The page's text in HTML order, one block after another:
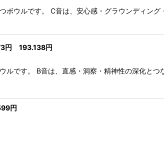
ウルです。 C音は、安心感・グラウンディン
円 193.138円
です。 B音は、直感・洞察・精神性の深化と
円